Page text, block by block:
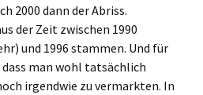
2000 dann der Abriss.
der Zeit zwischen 1990
und 1996 stammen. Und für
man wohl tatsächlich
irgendwie zu vermarkten. In